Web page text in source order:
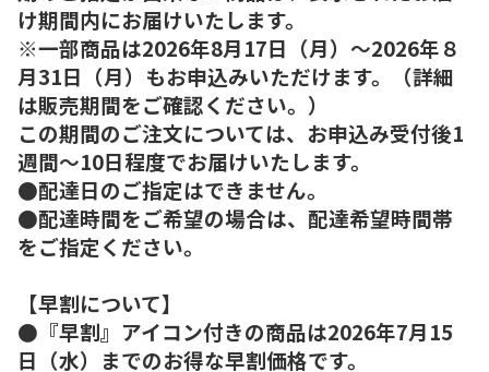
け期間内にお届けいたします。
※一部商品は2026年8月17日（月）～2026年８
月31日（月）もお申込みいただけます。（詳細
は販売期間をご確認ください。）
この期間のご注文については、お申込み受付後1
週間～10日程度でお届けいたします。
●配達日のご指定はできません。
●配達時間をご希望の場合は、配達希望時間帯
をご指定ください。
【早割について】
●『早割』アイコン付きの商品は2026年7月15
日（水）までのお得な早割価格です。